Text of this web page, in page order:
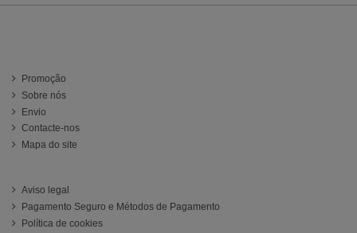
Promoção
Sobre nós
Envio
Contacte-nos
Mapa do site
Aviso legal
Pagamento Seguro e Métodos de Pagamento
Política de cookies